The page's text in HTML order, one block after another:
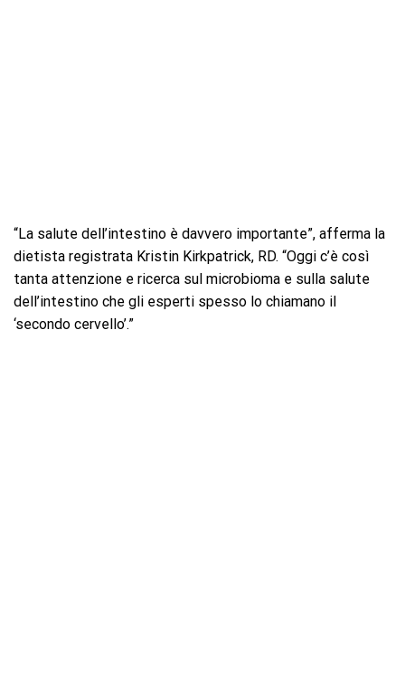
“La salute dell’intestino è davvero importante”, afferma la
dietista registrata Kristin Kirkpatrick, RD. “Oggi c’è così
tanta attenzione e ricerca sul microbioma e sulla salute
dell’intestino che gli esperti spesso lo chiamano il
‘secondo cervello’.”